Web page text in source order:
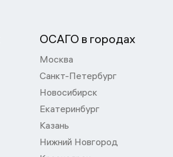
ОСАГО в городах
Москва
Санкт-Петербург
Новосибирск
Екатеринбург
Казань
Нижний Новгород